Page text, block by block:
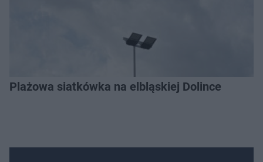
Plażowa siatkówka na elbląskiej Dolince